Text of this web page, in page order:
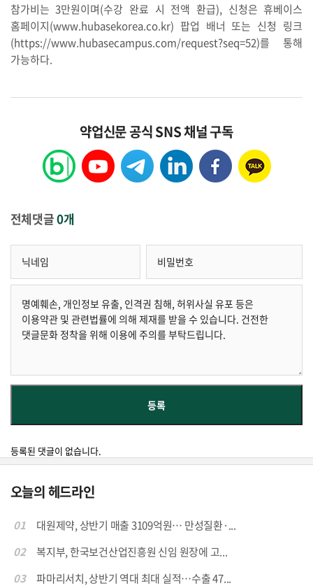
참가비는 3만원이며(수강 완료 시 전액 환급), 신청은 휴베이스
홈페이지(www.hubasekorea.co.kr) 팝업 배너 또는 신청 링크
(https://www.hubasecampus.com/request?seq=52)를 통해
가능하다.
약업신문 공식 SNS 채널 구독
전체댓글0개
등록된 댓글이 없습니다.
오늘의 헤드라인
01
대원제약, 상반기 매출 3109억원… 만성질환·...
02
복지부, 한국보건산업진흥원 신임 원장에 고...
03
파마리서치, 상반기 역대 최대 실적…수출 47...